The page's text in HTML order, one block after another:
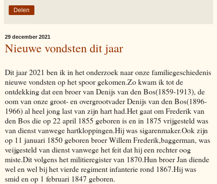
Delen
29 december 2021
Nieuwe vondsten dit jaar
Dit jaar 2021 ben ik in het onderzoek naar onze familiegeschiedenis
nieuwe vondsten op het spoor gekomen.Zo kwam ik tot de
ontdekking dat een broer van Denijs van den Bos(1859-1913), de
oom van onze groot- en overgrootvader Denijs van den Bos(1896-
1966) al heel jong last van zijn hart had.Het gaat om Frederik van
den Bos die op 22 april 1855 geboren is en in 1875 vrijgesteld was
van dienst vanwege hartkloppingen.Hij was sigarenmaker.Ook zijn
op 11 januari 1850 geboren broer Willem Frederik,baggerman, was
veijgesteld van dienst vanwege het feit dat hij een rechter oog
miste.Dit volgens het militieregister van 1870.Hun broer Jan diende
wel en wel bij het vierde regiment infanterie rond 1867.Hij was
smid en op 1 februari 1847 geboren.